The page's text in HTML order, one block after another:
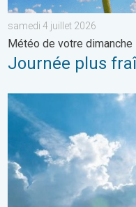
samedi 4 juillet 2026
Météo de votre dimanche
Journée plus
Rafraîchissement après